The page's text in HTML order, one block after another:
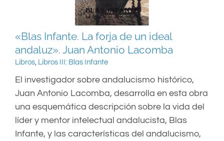
«Blas Infante. La forja de un ideal
andaluz». Juan Antonio Lacomba
Libros, Libros III: Blas Infante
El investigador sobre andalucismo histórico,
Juan Antonio Lacomba, desarrolla en esta obra
una esquemática descripción sobre la vida del
líder y mentor intelectual andalucista, Blas
Infante, y las características del andalucismo,